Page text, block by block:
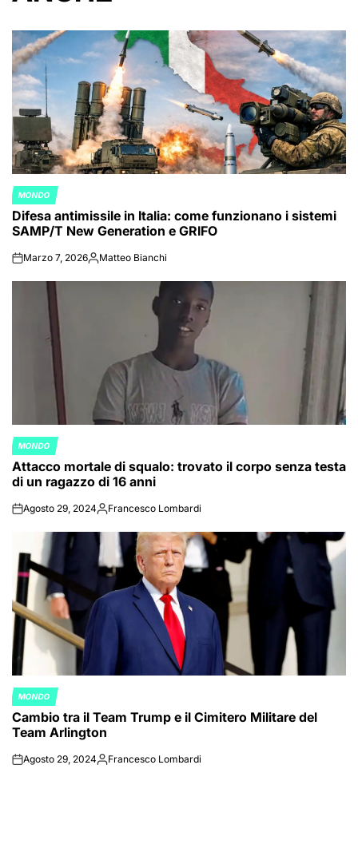
POSTED
IN
MONDO
Difesa antimissile in Italia: come funzionano i sistemi
SAMP/T New Generation e GRIFO
onMarzo 7, 2026Posted
Matteo Bianchi
POSTED
IN
MONDO
Attacco mortale di squalo: trovato il corpo senza testa
di un ragazzo di 16 anni
onAgosto 29, 2024Posted
Francesco Lombardi
POSTED
IN
MONDO
Cambio tra il Team Trump e il Cimitero Militare del
Team Arlington
onAgosto 29, 2024Posted
Francesco Lombardi